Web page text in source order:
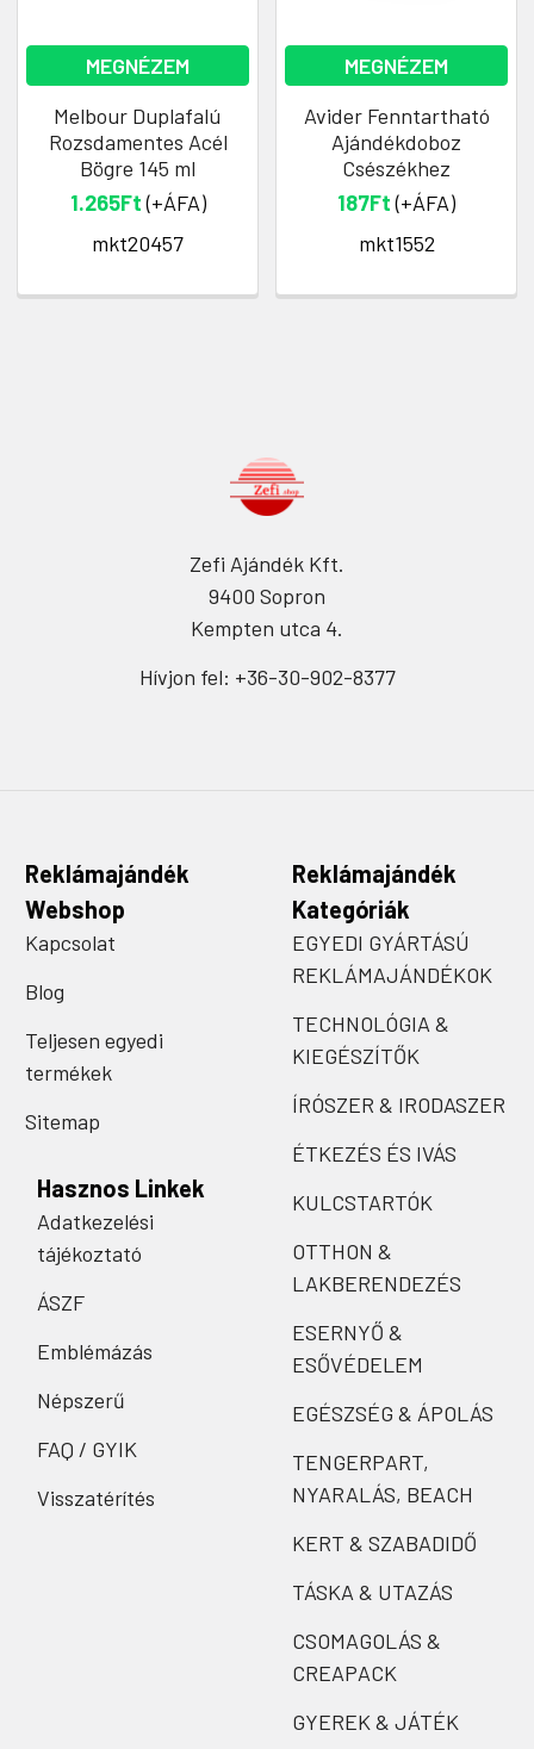
MEGNÉZEM
Melbour Duplafalú
Rozsdamentes Acél
Bögre 145 ml
1.265Ft(+ÁFA)
mkt20457
MEGNÉZEM
Avider Fenntartható
Ajándékdoboz
Csészékhez
187Ft(+ÁFA)
mkt1552
Zefi Ajándék Kft.
9400 Sopron
Kempten utca 4.
Hívjon fel: +36-30-902-8377
Reklámajándék
Webshop
Kapcsolat
Blog
Teljesen egyedi
termékek
Sitemap
Hasznos Linkek
Adatkezelési
tájékoztató
ÁSZF
Emblémázás
Népszerű
FAQ / GYIK
Visszatérítés
Reklámajándék
Kategóriák
EGYEDI GYÁRTÁSÚ
REKLÁMAJÁNDÉKOK
TECHNOLÓGIA &
KIEGÉSZÍTŐK
ÍRÓSZER & IRODASZER
ÉTKEZÉS ÉS IVÁS
KULCSTARTÓK
OTTHON &
LAKBERENDEZÉS
ESERNYŐ &
ESŐVÉDELEM
EGÉSZSÉG & ÁPOLÁS
TENGERPART,
NYARALÁS, BEACH
KERT & SZABADIDŐ
TÁSKA & UTAZÁS
CSOMAGOLÁS &
CREAPACK
GYEREK & JÁTÉK